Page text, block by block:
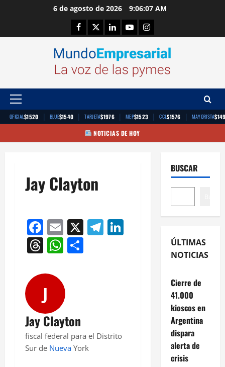
6 de agosto de 2026 9:06:07 AM
Facebook
TwitterLinkedinYoutubeInstagram
Menú
principal
OFICIAL$1520 | BLUE$1540 | TARJETA$1976 | MEP$1523 | CCL$1576 | MAYORISTA
NOTICIAS DE HOY
Jay Clayton
Facebook
Email
X Telegram
Threads
WhatsApp
J
Jay Clayton
fiscal federal para el Distrito
Sur de Nueva York
BUSCAR
ÚLTIMAS
NOTICIAS
Cierre de
41.000
kioscos en
Argentina
dispara
alerta de
crisis